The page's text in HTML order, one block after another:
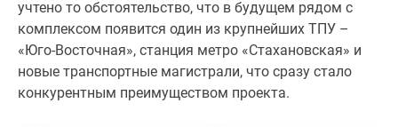
поселки
Коттеджные
учтено то обстоятельство, что в будущем рядом с
комплексом появится один из крупнейших ТПУ –
«Юго-Восточная», станция метро «Стахановская» и
новые транспортные магистрали, что сразу стало
конкурентным преимуществом проекта.